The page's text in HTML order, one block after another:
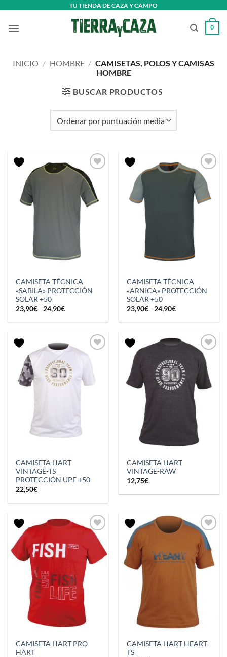
contenido
TU TIENDA DE CAZA Y CAMPO
0
INICIO / HOMBRE / CAMISETAS, POLOS Y CAMISAS
HOMBRE
BUSCAR PRODUCTOS
CAMISETA TÉCNICA
«SABILA» PROTECCIÓN
SOLAR +50
23,90€- 24,90€Rango
precios:
24,90€
CAMISETA TÉCNICA
«ARNICA» PROTECCIÓN
SOLAR +50
23,90€- 24,90€Rango
precios:
hasta
24,90€
CAMISETA HART
VINTAGE-TS
PROTECCIÓN UPF +50
22,50€
CAMISETA HART
VINTAGE-RAW
12,75€
CAMISETA HART PRO
HART
CAMISETA HART HEART-
TS